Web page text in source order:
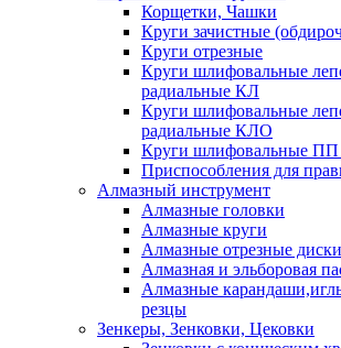
Корщетки, Чашки
Круги зачистные
Круги отрезные
Круги шлифовальные
радиальные КЛ
Круги шлифовальные
радиальные КЛО
Круги шлифовальные ПП
Приспособления для
Алмазный инструмент
Алмазные головки
Алмазные круги
Алмазные отрезные диски
Алмазная и эльборовая
Алмазные
резцы
Зенкеры, Зенковки, Цековки